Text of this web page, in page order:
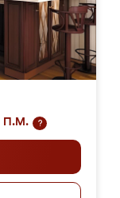
п.м.
?